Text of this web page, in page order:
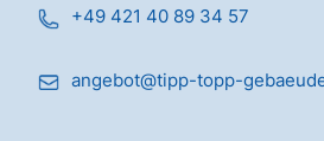
+49 421 40 89 34 57
angebot@tipp-topp-